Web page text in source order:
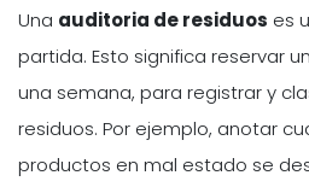
Una auditoria de residuos es
partida. Esto significa reservar
una semana, para registrar y
residuos. Por ejemplo, anotar
productos en mal estado se